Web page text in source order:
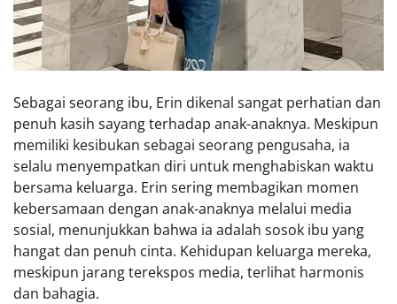
Sebagai seorang ibu, Erin dikenal sangat perhatian dan
penuh kasih sayang terhadap anak-anaknya. Meskipun
memiliki kesibukan sebagai seorang pengusaha, ia
selalu menyempatkan diri untuk menghabiskan waktu
bersama keluarga. Erin sering membagikan momen
kebersamaan dengan anak-anaknya melalui media
sosial, menunjukkan bahwa ia adalah sosok ibu yang
hangat dan penuh cinta. Kehidupan keluarga mereka,
meskipun jarang terekspos media, terlihat harmonis
dan bahagia.